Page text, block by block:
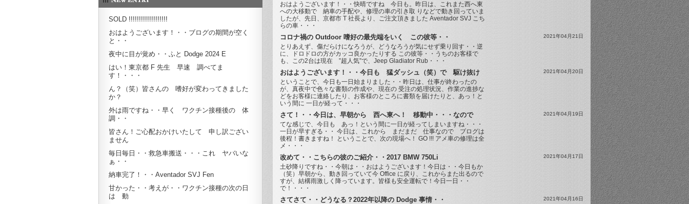
SOLD !!!!!!!!!!!!!!!!!!!
おはようございます！・・ブログの期間が空く
と・・
夜中に目が覚め・・ふと Dodge 2024 E
はい！東京都 F 先生 早速 調べてま
す！・・・
ん？（笑）皆さんの 嗜好が変わってきました
か？
外は雨ですね・・早く ワクチン接種後の 体
調・・
皆さん！ご心配おかけいたして 申し訳ござい
ません
毎日毎日・・救急車搬送・・・これ ヤバいな
ぁ・・
納車完了！・・Aventador SVJ Fen
甘かった・・考えが・・ワクチン接種の次の日
は 動
おはようございます！・・快晴ですね 今日も。昨日は、これまた西へ東
への大移動で 納車の手配や、修理の車の引き取 りなどで動き回っていま
したが、先日、京都市 T 社長より、ご注文頂きました Aventador SVJ こち
らの車・・・
コロナ禍の Outdoor 嗜好の最先端をいく この彼等・・
とりあえず、傷だらけになろうが、どうなろうが気にせず乗り回す・・逆
に、ドロドロの方がカッコ良かったりする この彼等・・うちのお客様で
も、この2台は現在 ”超人気”で、Jeep Gladiator Rub・・・
2021年04月21日
おはようございます！・・今日も 猛ダッシュ（笑）で 駆け抜け
ということで、今日も一日始まりました・・昨日は、仕事が終わったの
が、真夜中で色々な書類の作成や、現在の 受注の処理状況、作業の進捗な
どをお客様に連絡したり、お客様のところに書類を届けたりと、あっ！と
いう間に 一日が経って・・・
2021年04月20日
さて！・・今日は、早朝から 西へ東へ！ 移動中・・・なので
てな感じで、今日も あっ！という間に一日が経ってしまいますね・・・
一日が早すぎる・・ 今日は、これから まだまだ 仕事なので ブログは
後程！書きますね！ ということで、次の現場へ！ GO !!! アメ車の修理は全
メ・・・
2021年04月19日
改めて・・こちらの彼のご紹介・・2017 BMW 750Li
土砂降りですね・・今朝は・・おはようございます！今日は・・今日もか
（笑）早朝から、動き回っていて今 Office に戻り、これからまた出るので
すが、結構雨激しく降っています。皆様も安全運転で！今日一日・・
で！・・・
2021年04月17日
さてさて・・どうなる？2022年以降の Dodge 事情・・ 2021年04月16日